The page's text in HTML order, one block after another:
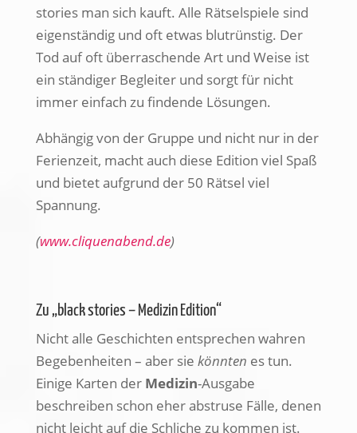
stories man sich kauft. Alle Rätselspiele sind
eigenständig und oft etwas blutrünstig. Der
Tod auf oft überraschende Art und Weise ist
ein ständiger Begleiter und sorgt für nicht
immer einfach zu findende Lösungen.
Abhängig von der Gruppe und nicht nur in der
Ferienzeit, macht auch diese Edition viel Spaß
und bietet aufgrund der 50 Rätsel viel
Spannung.
(www.cliquenabend.de)
Zu „black stories – Medizin Edition“
Nicht alle Geschichten entsprechen wahren
Begebenheiten – aber sie könnten es tun.
Einige Karten der Medizin-Ausgabe
beschreiben schon eher abstruse Fälle, denen
nicht leicht auf die Schliche zu kommen ist.